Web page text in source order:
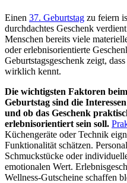
Einen 37. Geburtstag zu feiern
durchdachtes Geschenk
Menschen bereits viele
oder erlebnisorientierte
Geburtstagsgeschenk zeigt,
wirklich kennt.
Die wichtigsten Faktoren
Geburtstag sind die
und ob das Geschenk
erlebnisorientiert sein soll.
Küchengeräte oder Technik
Funktionalität schätzen.
Schmuckstücke oder
emotionalen Wert.
Wellness-Gutscheine schaffen